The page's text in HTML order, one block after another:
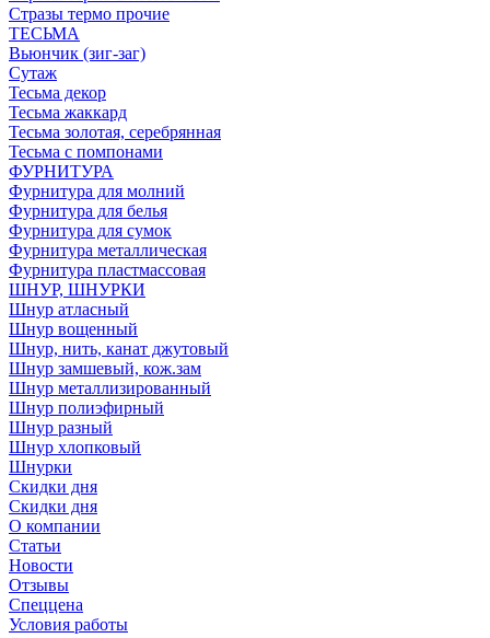
Стразы термо прочие
ТЕСЬМА
Вьюнчик (зиг-заг)
Сутаж
Тесьма декор
Тесьма жаккард
Тесьма золотая, серебрянная
Тесьма с помпонами
ФУРНИТУРА
Фурнитура для молний
Фурнитура для белья
Фурнитура для сумок
Фурнитура металлическая
Фурнитура пластмассовая
ШНУР, ШНУРКИ
Шнур атласный
Шнур вощенный
Шнур, нить, канат джутовый
Шнур замшевый, кож.зам
Шнур металлизированный
Шнур полиэфирный
Шнур разный
Шнур хлопковый
Шнурки
Скидки дня
Скидки дня
О компании
Статьи
Новости
Отзывы
Спеццена
Условия работы